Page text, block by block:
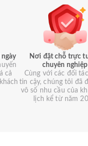
cả
Nơi đặt chỗ trực
chuyên nghiệp
Cùng với các đối
tin cậy, chúng tôi đã
vô số nhu cầu của
lịch kể từ năm